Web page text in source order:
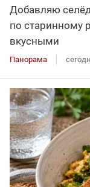
Добавляю
по старинному
вкусными
Панорама